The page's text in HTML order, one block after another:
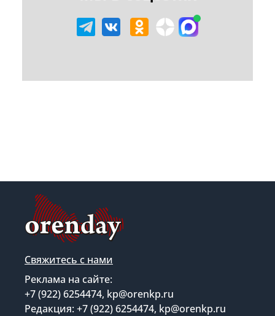
Свяжитесь с нами
Реклама на сайте:
+7 (922) 6254474, kp@orenkp.ru
Редакция: +7 (922) 6254474, kp@orenkp.ru